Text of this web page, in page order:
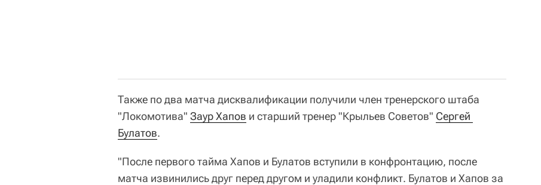
Также по два матча дисквалификации получили член тренерского штаба
"Локомотива" Заур Хапов и старший тренер "Крыльев Советов" Сергей
Булатов.
"После первого тайма Хапов и Булатов вступили в конфронтацию, после
матча извинились друг перед другом и уладили конфликт. Булатов и Хапов за